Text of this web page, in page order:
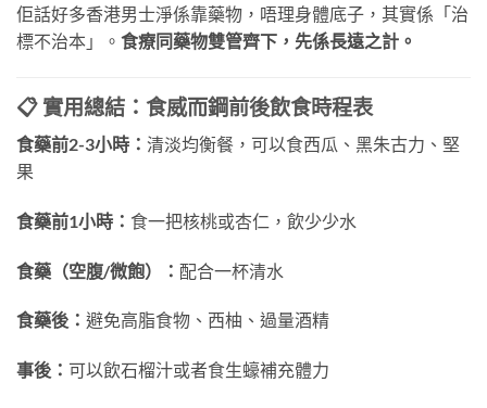
佢話好多香港男士淨係靠藥物，唔理身體底子，其實係「治
標不治本」。 食療同藥物雙管齊下，先係長遠之計。
📋 實用總結：食威而鋼前後飲食時程表
食藥前2-3小時： 清淡均衡餐，可以食西瓜、黑朱古力、堅
果
食藥前1小時： 食一把核桃或杏仁，飲少少水
食藥（空腹/微飽）： 配合一杯清水
食藥後： 避免高脂食物、西柚、過量酒精
事後： 可以飲石榴汁或者食生蠔補充體力